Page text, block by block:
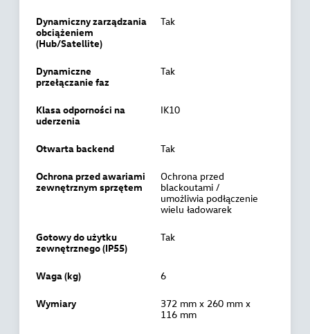
Dynamiczny zarządzania
obciążeniem
(Hub/Satellite)
Tak
Dynamiczne
przełączanie faz
Tak
Klasa odporności na
uderzenia
IK10
Otwarta backend Tak
Ochrona przed awariami
zewnętrznym sprzętem
Ochrona przed
blackoutami /
umożliwia podłączenie
wielu ładowarek
Gotowy do użytku
zewnętrznego (IP55)
Tak
Waga (kg) 6
Wymiary
372 mm x 260 mm x
116 mm